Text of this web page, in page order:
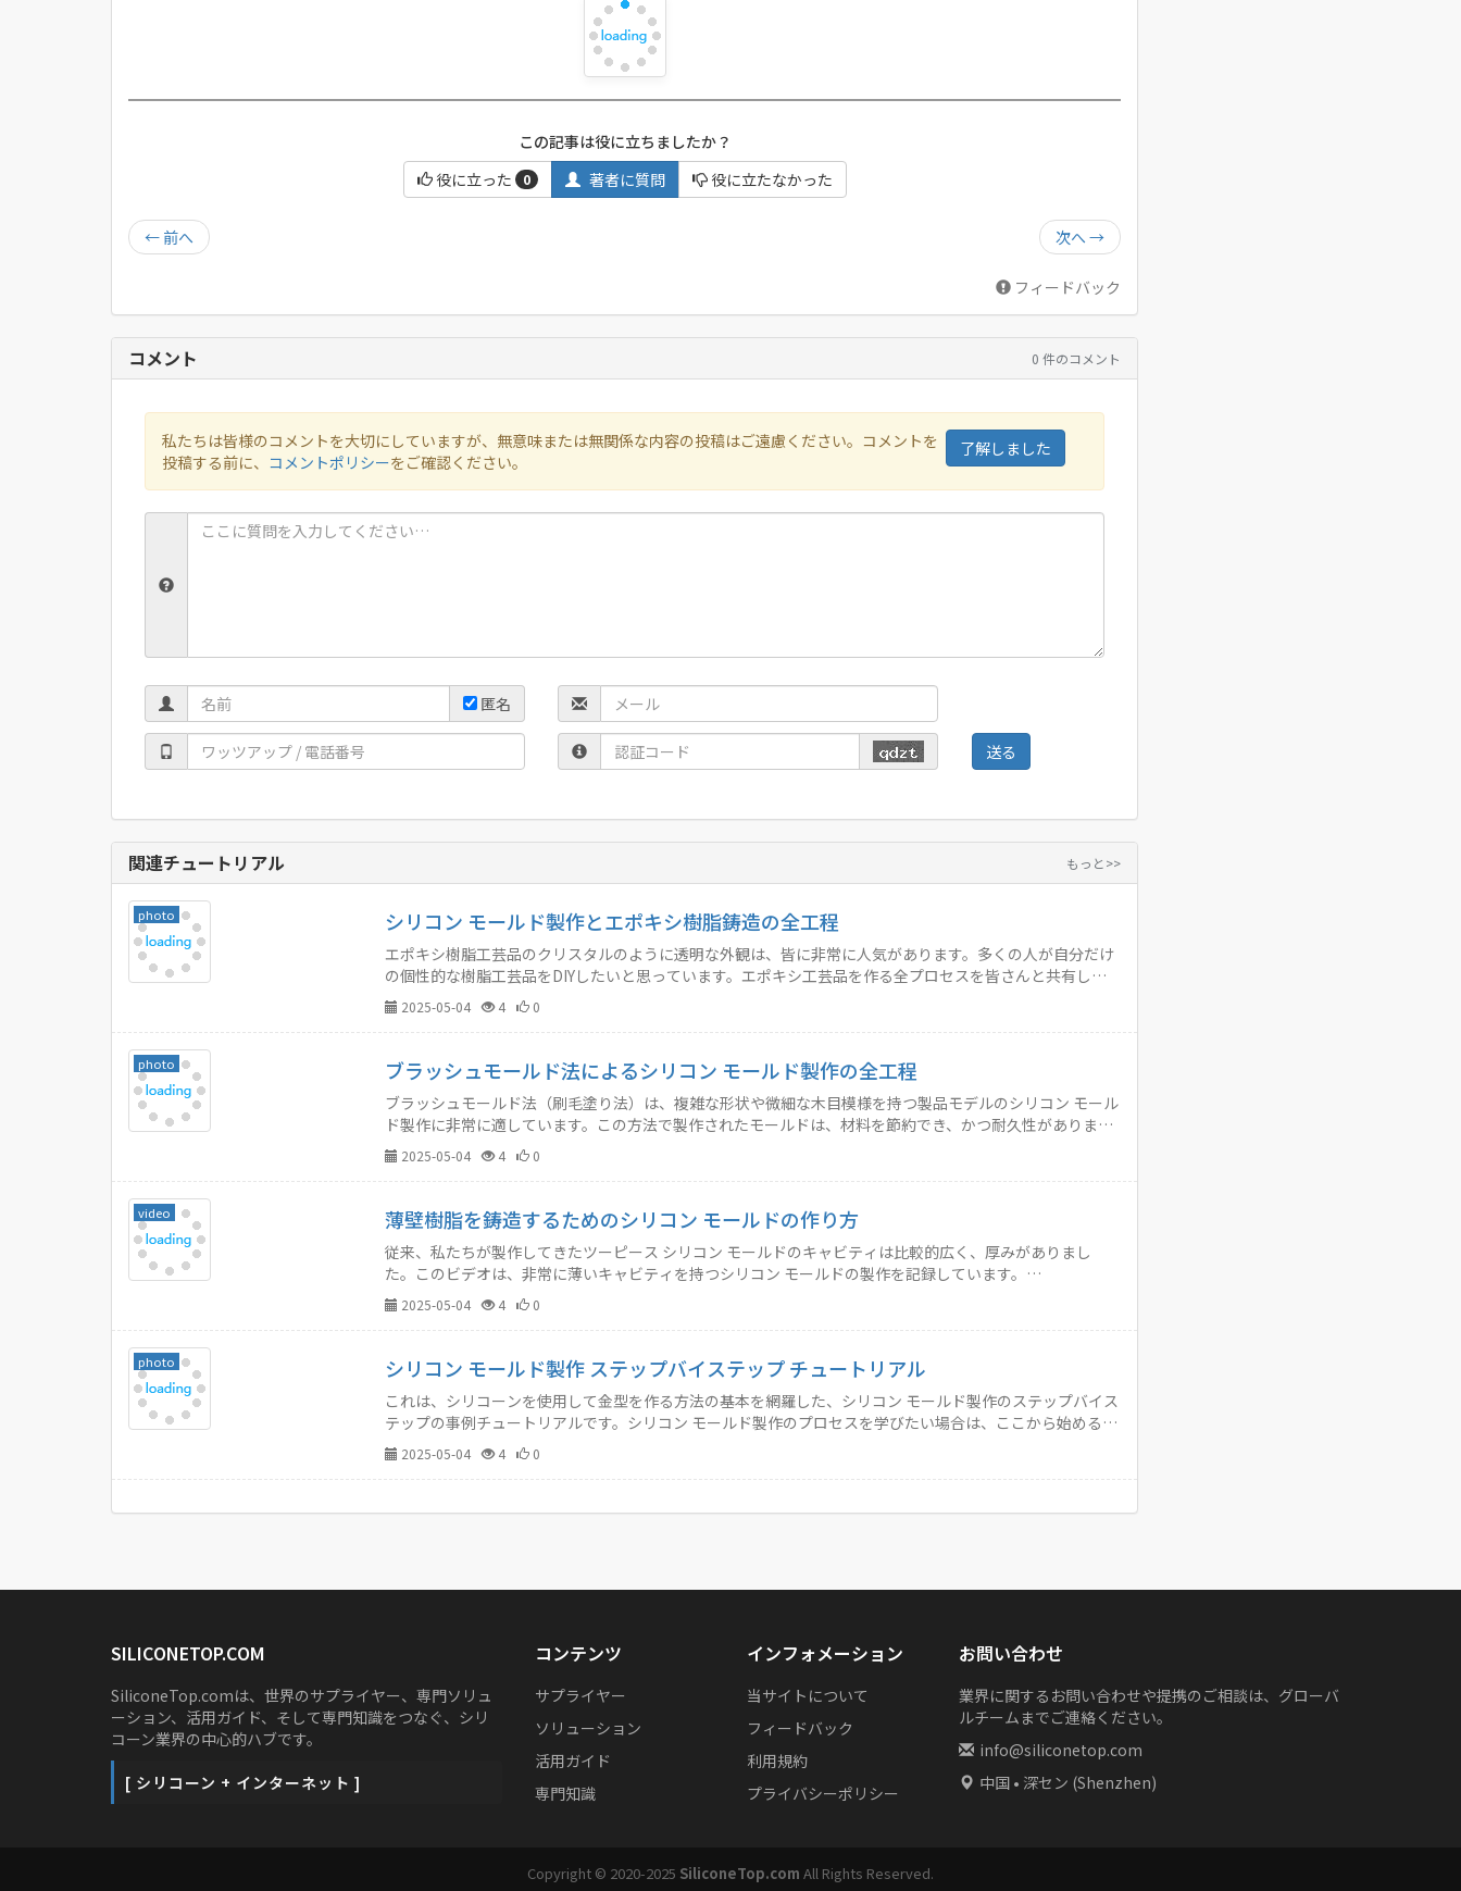
この記事は役に立ちましたか？
役に立った
0 著者に質問 役に立たなかった
← 前へ 次へ →
フィードバック
0 件のコメント
コメント
了解しました
私たちは皆様のコメントを大切にしていますが、無意味または無関係な内容の投稿はご遠慮ください。コメントを
投稿する前に、 コメントポリシーをご確認ください。
匿名
もっと>>
関連チュートリアル
photo シリコン モールド製作とエポキシ樹脂鋳造の全工程
エポキシ樹脂工芸品のクリスタルのように透明な外観は、皆に非常に人気があります。多くの人が自分だけ
の個性的な樹脂工芸品をDIYしたいと思っています。エポキシ工芸品を作る全プロセスを皆さんと共有しま
しょう。…
2025-05-04 4 0
photo ブラッシュモールド法によるシリコン モールド製作の全工程
ブラッシュモールド法（刷毛塗り法）は、複雑な形状や微細な木目模様を持つ製品モデルのシリコン モール
ド製作に非常に適しています。この方法で製作されたモールドは、材料を節約でき、かつ耐久性がありま
す。…
2025-05-04 4 0
video 薄壁樹脂を鋳造するためのシリコン モールドの作り方
従来、私たちが製作してきたツーピース シリコン モールドのキャビティは比較的広く、厚みがありまし
た。このビデオは、非常に薄いキャビティを持つシリコン モールドの製作を記録しています。…
2025-05-04 4 0
photo シリコン モールド製作 ステップバイステップ チュートリアル
これは、シリコーンを使用して金型を作る方法の基本を網羅した、シリコン モールド製作のステップバイス
テップの事例チュートリアルです。シリコン モールド製作のプロセスを学びたい場合は、ここから始めるこ
とをお勧めします。…
2025-05-04 4 0
SILICONETOP.COM
SiliconeTop.comは、世界のサプライヤー、専門ソリュ
ーション、活用ガイド、そして専門知識をつなぐ、シリ
コーン業界の中心的ハブです。
[ シリコーン + インターネット ]
コンテンツ
サプライヤー
ソリューション
活用ガイド
専門知識
インフォメーション
当サイトについて
フィードバック
利用規約
プライバシーポリシー
お問い合わせ
業界に関するお問い合わせや提携のご相談は、グローバ
ルチームまでご連絡ください。
info@siliconetop.com
中国 • 深セン (Shenzhen)
Copyright © 2020-2025 SiliconeTop.com All Rights Reserved.